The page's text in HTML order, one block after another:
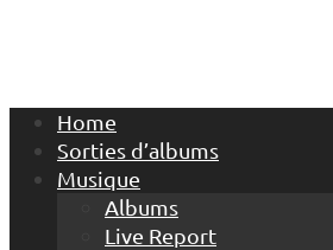
Home
Sorties d’albums
Musique
Albums
Live Report